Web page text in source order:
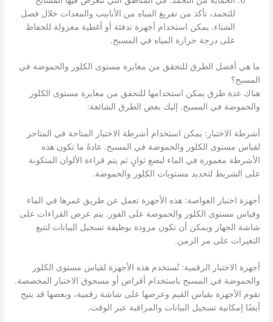
للتجمد، تأكد من تفريغ المياه من الأنابيب والمعدات خلال فصل
الشتاء. يمكن استخدام أجهزة تدفئة أو أغطية معزولة للحفاظ
على درجة حرارة المياه في المسبح.
ما هي أفضل الطرق للتحقق من معايرة مستوى الكلور والحموضة في
المسبح؟
هناك عدة طرق يمكن استخدامها للتحقق من معايرة مستوى الكلور
والحموضة في المسبح. إليك بعض الطرق الشائعة:
أشرطة الاختبار: يمكن استخدام أشرطة الاختبار المتاحة في المتاجر
لقياس مستوى الكلور والحموضة في المسبح. عادةً ما تكون هذه
الأشرطة مغمورة في الماء لبضع ثوانٍ ثم يتم قراءة الألوان المتكونة
على الشريط لتحديد مستويات الكلور والحموضة.
أجهزة اختبار الغواصة: هذه الأجهزة تعمل عن طريق غمرها في الماء
وقياس مستوى الكلور والحموضة على الفور. يتم عرض القراءات على
شاشة الجهاز ويمكن أن تكون مزودة بوظيفة تسجيل البيانات لتتبع
التغيرات على مر الزمن.
أجهزة الاختبار الرقمية: تُستخدم هذه الأجهزة لقياس مستوى الكلور
والحموضة في المسبح باستخدام أقراص أو مسحوق الاختبار المخصصة.
تقوم الأجهزة بقياس القيم وعرضها على شاشة رقمية، وبعضها قد يتيح
أيضًا إمكانية تسجيل البيانات والمراقبة عبر الوقت.